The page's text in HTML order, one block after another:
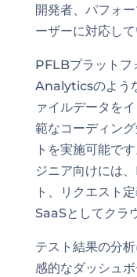
開発者、パフォ
ーザーに対応して
PFLBプラットフ
Analyticsのよう
ァイルデータを
範なコーディン
トを実施可能で
ジニア向けには
ト、リクエスト
SaaSとしてクラ
テスト結果の分
感的なダッシュ